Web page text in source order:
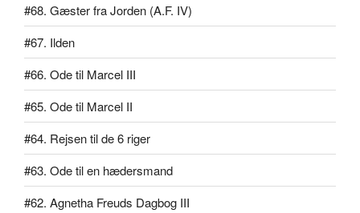
#68. Gæster fra Jorden (A.F. IV)
#67. Ilden
#66. Ode til Marcel III
#65. Ode til Marcel II
#64. Rejsen til de 6 riger
#63. Ode til en hædersmand
#62. Agnetha Freuds Dagbog III